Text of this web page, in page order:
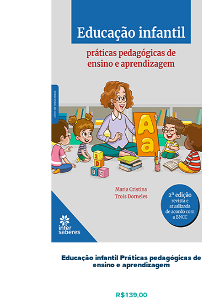
Educação infantil Práticas pedagógicas de
ensino e aprendizagem
R$139,00